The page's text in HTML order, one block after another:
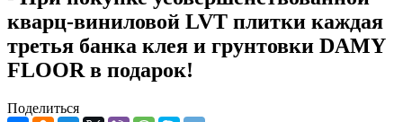
кварц-виниловой LVT плитки каждая
третья банка клея и грунтовки DAMY
FLOOR в подарок!
Поделиться